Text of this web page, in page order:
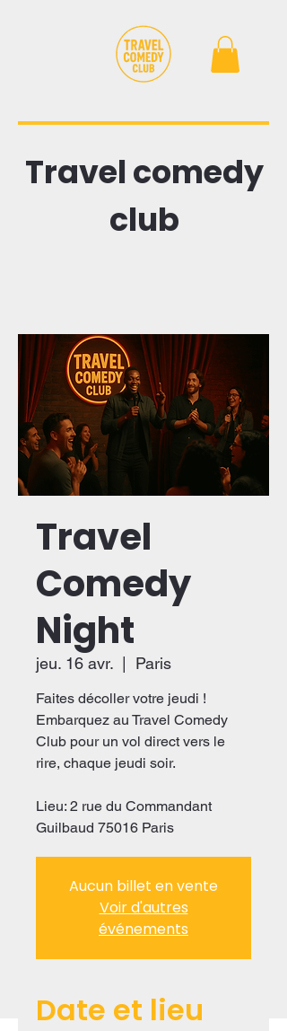
Travel
Comedy
Night
jeu. 16 avr.
  |
Paris
Faites décoller votre jeudi !
Embarquez au Travel Comedy
Club pour un vol direct vers le
rire, chaque jeudi soir.
Lieu: 2 rue du Commandant
Guilbaud 75016 Paris
Aucun billet en vente
Voir d'autres
événements
Date et lieu
Travel comedy
club